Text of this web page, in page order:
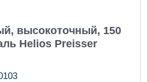
высокоточный, 150
Helios Preisser